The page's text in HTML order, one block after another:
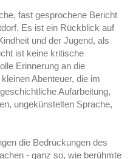
fast gesprochene Bericht
Es ist ein Rückblick auf
und der Jugend, als
ist keine kritische
Erinnerung an die
Abenteuer, die im
Aufarbeitung,
ungekünstelten Sprache,
die Bedrückungen des
- ganz so, wie berühmte